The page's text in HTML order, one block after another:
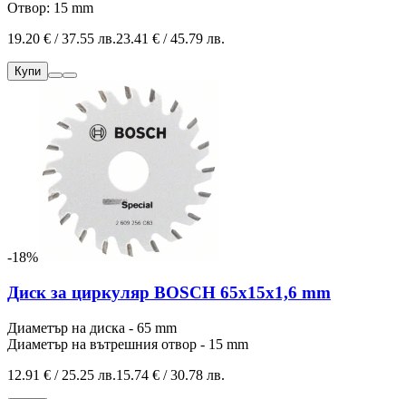
Отвор: 15 mm
19.20 € / 37.55 лв.23.41 € / 45.79 лв.
Купи
-18%
Диск за циркуляр BOSCH 65x15x1,6 mm
Диаметър на диска - 65 mm
Диаметър на вътрешния отвор - 15 mm
12.91 € / 25.25 лв.15.74 € / 30.78 лв.